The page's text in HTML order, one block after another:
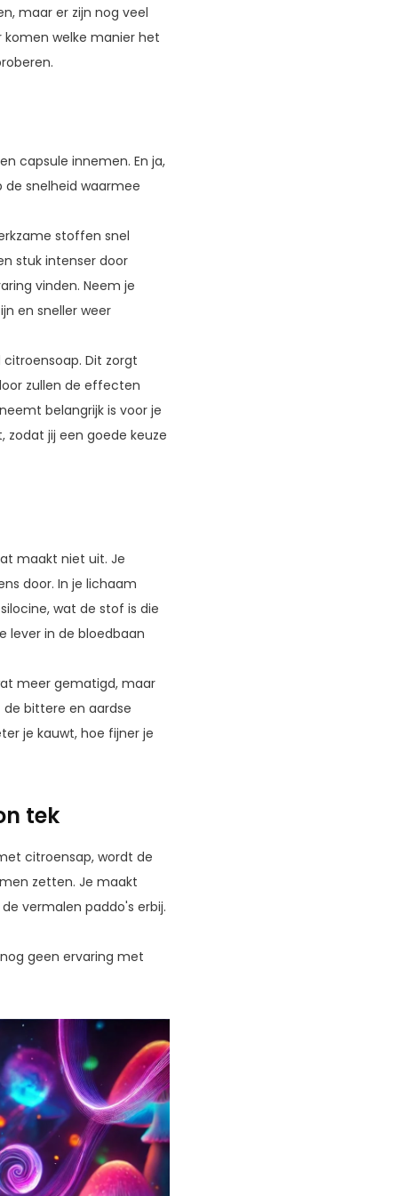
maar er zijn nog veel
welke manier het
capsule innemen. En ja,
snelheid waarmee
stoffen snel
stuk intenser door
vinden. Neem je
en sneller weer
Dit zorgt
zullen de effecten
belangrijk is voor je
zodat jij een goede keuze
maakt niet uit. Je
door. In je lichaam
wat de stof is die
lever in de bloedbaan
meer gematigd, maar
bittere en aardse
je kauwt, hoe fijner je
tek
citroensap, wordt de
zetten. Je maakt
vermalen paddo's erbij.
geen ervaring met